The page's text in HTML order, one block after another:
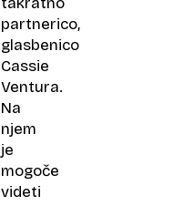
partnerico,
glasbenico
Cassie
Ventura.
Na
njem
je
mogoče
videti